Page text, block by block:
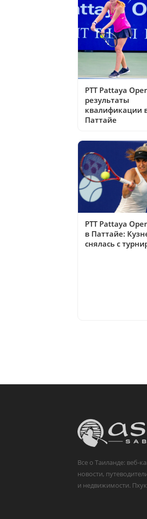
PTT Pattaya
результаты
квалификации
Паттайе
PTT Pattaya
в Паттайе:
снялась с
Все о Таиланде: веб-
новости,
и недвижимости.